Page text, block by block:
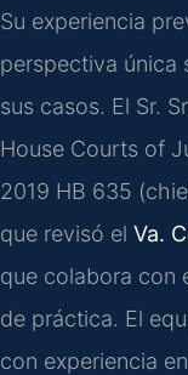
Su experiencia
perspectiva única
sus casos. El Sr.
House Courts of
2019 HB 635
que revisó el Va.
que colabora con
de práctica. El
con experiencia